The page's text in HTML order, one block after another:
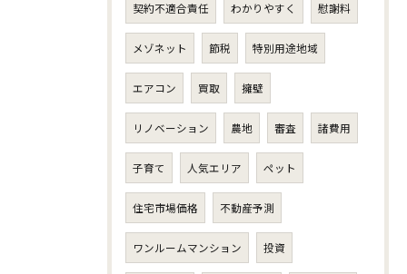
契約不適合責任 わかりやすく 慰謝料
メゾネット 節税 特別用途地域
エアコン 買取 擁壁
リノベーション 農地 審査 諸費用
子育て 人気エリア ペット
住宅市場価格 不動産予測
ワンルームマンション 投資